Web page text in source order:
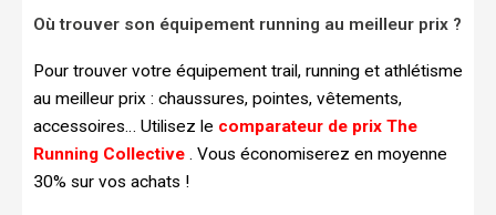
Où trouver son équipement running au meilleur prix ?
Pour trouver votre équipement trail, running et athlétisme
au meilleur prix : chaussures, pointes, vêtements,
accessoires… Utilisez le comparateur de prix The
Running Collective . Vous économiserez en moyenne
30% sur vos achats !